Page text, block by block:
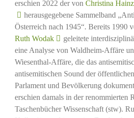
erschien 2022 der von Christina
herausgegebene Sammelband
Österreich nach 1945“. Bereits 1990
Ruth Wodak
geleitete
eine Analyse von Waldheim-Affäre
Wiesenthal-Affäre, die das
antisemitischen Sound der
Parlament und Bevölkerung
erschien damals in der renommierten
Taschenbücher Wissenschaft (stw).